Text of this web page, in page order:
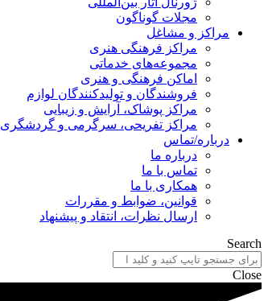
مجلات گوناگون
مراکز و مشاغل
مراکز فرهنگی هنری
مجموعه‌های خدماتی
اماکن فرهنگی و هنری
فروشندگان و تولیدکنندگان لوازم
مراکز پوشاک، آرایش و زیبایی
مراکز تفریحی، سرگرمی و گردشگری
درباره/تماس
درباره ما
تماس با ما
همکاری با ما
قوانین، ضوابط و مقررات
ارسال نظرات، انتقاد و پیشنهاد
Search
Close